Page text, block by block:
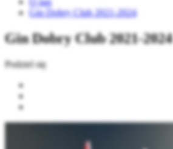
Gin Dobry Club 2021-2024
Gin Dobry Club 2021-2024
Podziel się